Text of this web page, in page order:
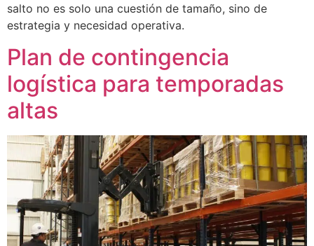
salto no es solo una cuestión de tamaño, sino de
estrategia y necesidad operativa.
Plan de contingencia
logística para temporadas
altas